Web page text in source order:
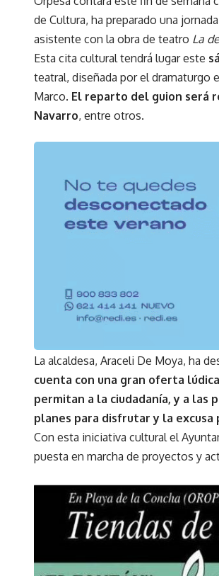
de Cultura, ha preparado una
asistente con la obra de teatro La
Esta cita cultural tendrá lugar este
teatral, diseñada por el dramaturgo
Marco. El reparto del guion será
Navarro, entre otros.
La alcaldesa, Araceli De Moya, ha
cuenta con una gran oferta
permitan a la ciudadanía, y a las
planes para disfrutar y la excusa
Con esta iniciativa cultural el
puesta en marcha de proyectos y